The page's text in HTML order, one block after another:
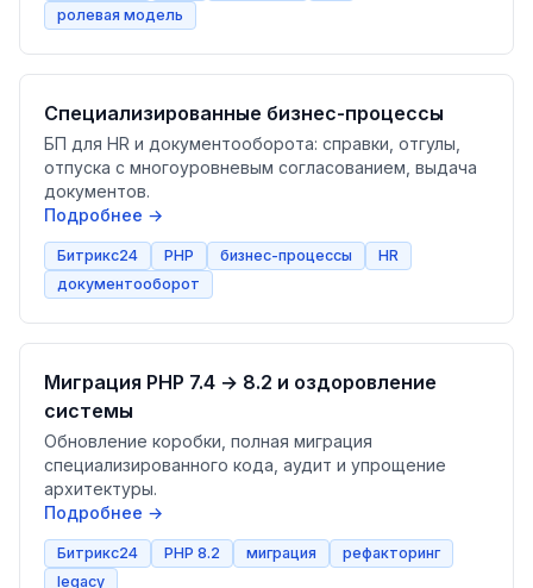
ролевая модель
Специализированные бизнес-процессы
БП для HR и документооборота: справки, отгулы,
отпуска с многоуровневым согласованием, выдача
документов.
Подробнее →
Битрикс24 PHP бизнес-процессы
HR
документооборот
Миграция PHP 7.4 → 8.2 и оздоровление
системы
Обновление коробки, полная миграция
специализированного кода, аудит и упрощение
архитектуры.
Подробнее →
Битрикс24 PHP 8.2 миграция
рефакторинг
legacy